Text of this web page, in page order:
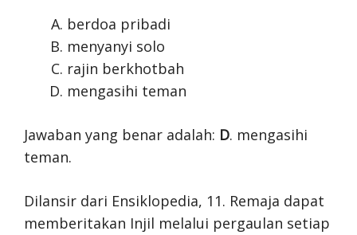
berdoa pribadi
menyanyi solo
rajin berkhotbah
mengasihi teman
Jawaban yang benar adalah: D. mengasihi
teman.
Dilansir dari Ensiklopedia, 11. Remaja dapat
memberitakan Injil melalui pergaulan setiap